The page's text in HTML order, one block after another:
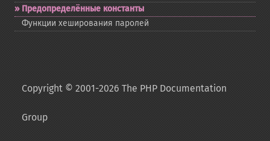
Предопределённые константы
Функции хеширования паролей
Copyright © 2001-2026 The PHP Documentation
Group